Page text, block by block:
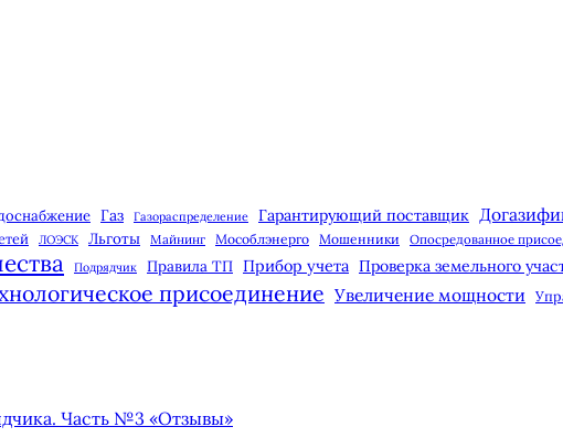
Газ Газораспределение Гарантирующий поставщик
ЛОЭСК Льготы Майнинг Мособлэнерго Мошенники Опосредованное
Подрядчик Правила ТП Прибор учета Проверка земельного
присоединение Увеличение мощности